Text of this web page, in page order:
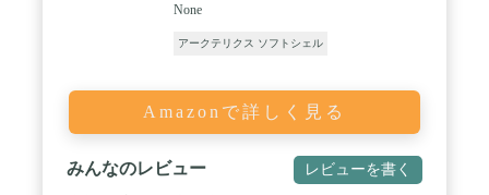
None
アークテリクス ソフトシェル
Amazonで詳しく見る
みんなのレビュー レビューを書く